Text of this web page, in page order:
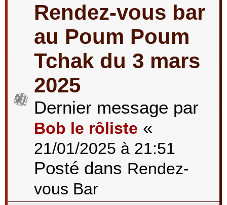
Rendez-vous bar
au Poum Poum
Tchak du 3 mars
2025
Dernier message par
Bob le rôliste «
21/01/2025 à 21:51
Posté dans Rendez-
vous Bar